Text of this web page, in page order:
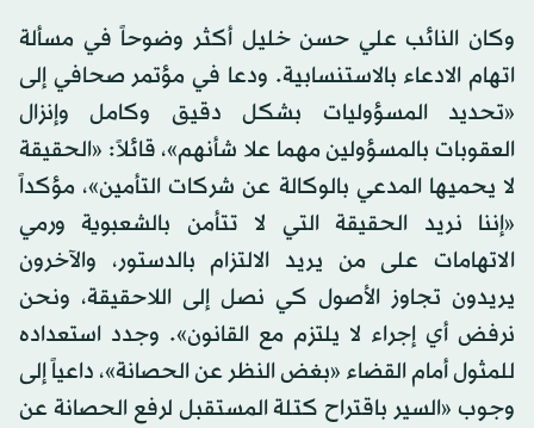
وكان النائب علي حسن خليل أكثر وضوحاً في مسألة
اتهام الادعاء بالاستنسابية. ودعا في مؤتمر صحافي إلى
«تحديد المسؤوليات بشكل دقيق وكامل وإنزال
العقوبات بالمسؤولين مهما علا شأنهم»، قائلاً: «الحقيقة
لا يحميها المدعي بالوكالة عن شركات التأمين»، مؤكداً
«إننا نريد الحقيقة التي لا تتأمن بالشعبوية ورمي
الاتهامات على من يريد الالتزام بالدستور، والآخرون
يريدون تجاوز الأصول كي نصل إلى اللاحقيقة، ونحن
نرفض أي إجراء لا يلتزم مع القانون». وجدد استعداده
للمثول أمام القضاء «بغض النظر عن الحصانة»، داعياً إلى
وجوب «السير باقتراح كتلة المستقبل لرفع الحصانة عن